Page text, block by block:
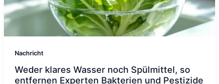
Nachricht
Weder klares Wasser noch Spülmittel, so
entfernen Experten Bakterien und Pestizide